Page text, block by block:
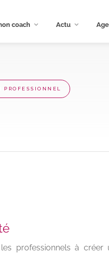
coach Actu
PROFESSIONNEL
professionnels à créer